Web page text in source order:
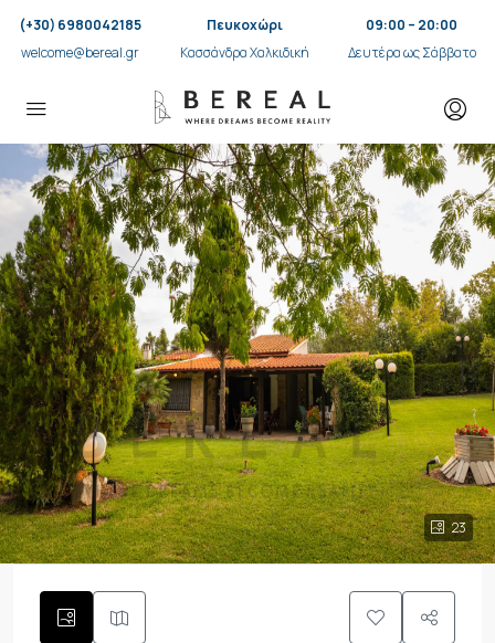
(+30) 6980042185
welcome@bereal.gr
Πευκοχώρι
Κασσάνδρα Χαλκιδική
09:00 – 20:00
Δευτέρα ως Σάββατο
23